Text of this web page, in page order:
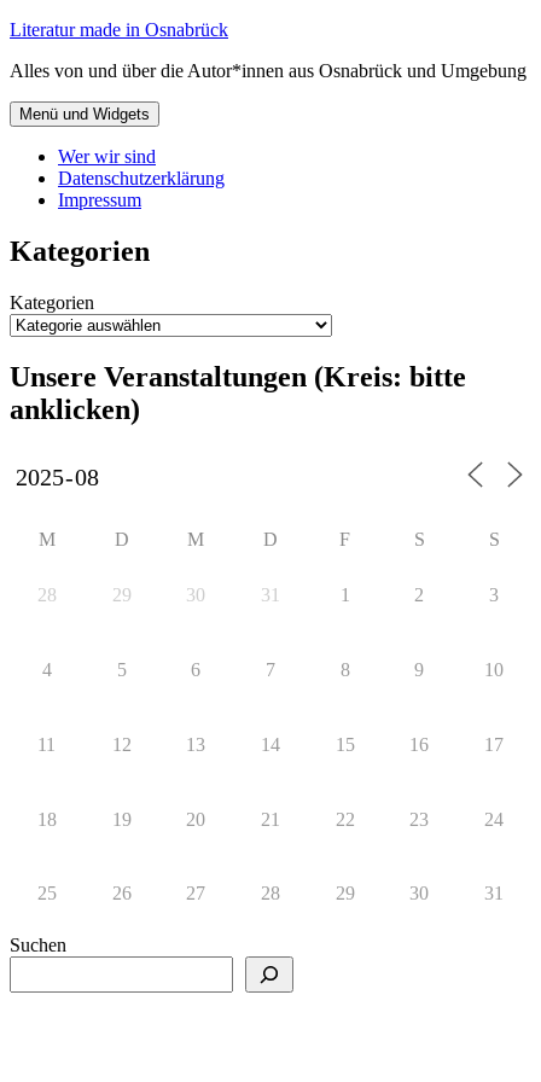
Zum
springen
Literatur made in Osnabrück
Alles von und über die Autor*innen aus Osnabrück und Umgebung
Menü und Widgets
Wer wir sind
Datenschutzerklärung
Impressum
Kategorien
Kategorien
Unsere Veranstaltungen (Kreis: bitte
anklicken)
M D M D F S S
28 29 30 31 1 2 3
4 5 6 7 8 9 10
11 12 13 14 15 16 17
18 19 20 21 22 23 24
25 26 27 28 29 30 31
Suchen